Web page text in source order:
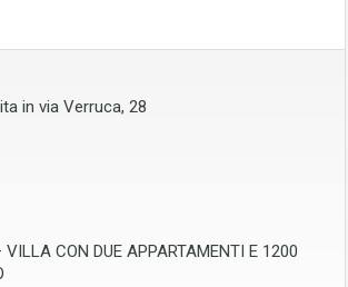
in via Verruca, 28
VILLA CON DUE APPARTAMENTI E 1200